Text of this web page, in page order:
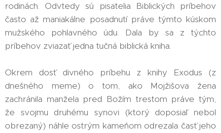
rodinách. Odvtedy sú pisatelia Biblických príbehov
často až maniakálne posadnutí práve týmto kúskom
mužského pohlavného údu. Dala by sa z týchto
príbehov zviazať jedna tučná biblická kniha.
Okrem dosť divného príbehu z knihy Exodus (z
dnešného meme) o tom, ako Mojžišova žena
zachránila manžela pred Božím trestom práve tým,
že svojmu druhému synovi (ktorý doposiaľ nebol
obrezaný) náhle ostrým kameňom odrezala časť jeho